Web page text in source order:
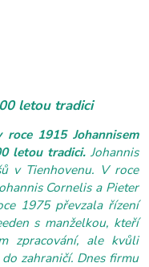
letou tradici
1915 Johannisem
letou tradici.Johannis
v Tienhovenu. V roce
Cornelis a Pieter
1975 převzala řízení
s manželkou, kteří
zpracování, ale kvůli
zahraničí. Dnes firmu